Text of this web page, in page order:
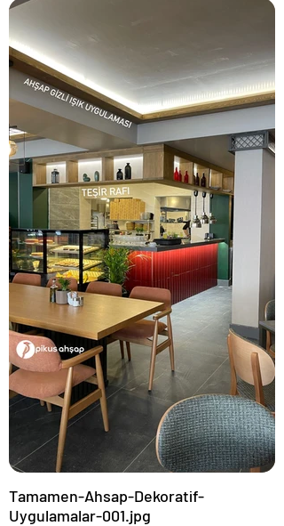
Tamamen-Ahsap-Dekoratif-
Uygulamalar-001.jpg